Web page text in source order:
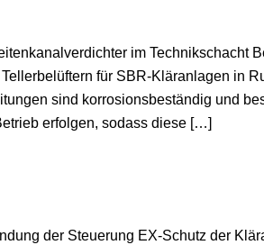
im Technikschacht
für SBR-Kläranlagen in
sind korrosionsbeständig und
erfolgen, sodass diese […]
der Steuerung EX-Schutz der